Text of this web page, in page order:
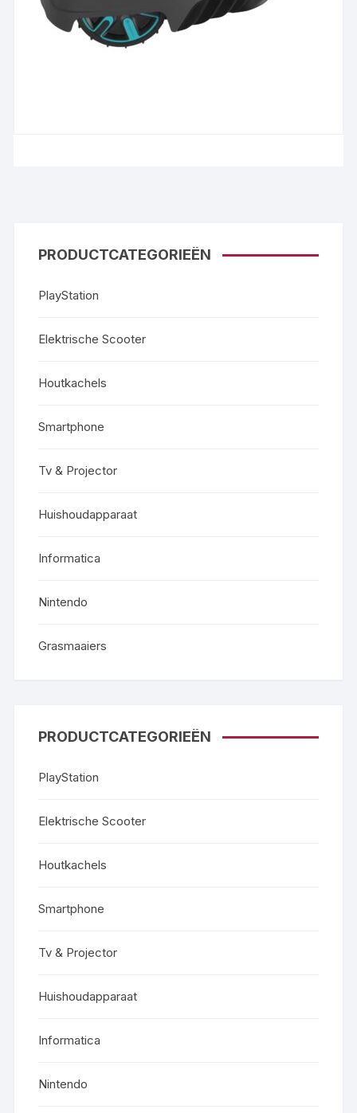
PRODUCTCATEGORIEËN
PlayStation
Elektrische Scooter
Houtkachels
Smartphone
Tv & Projector
Huishoudapparaat
Informatica
Nintendo
Grasmaaiers
PRODUCTCATEGORIEËN
PlayStation
Elektrische Scooter
Houtkachels
Smartphone
Tv & Projector
Huishoudapparaat
Informatica
Nintendo